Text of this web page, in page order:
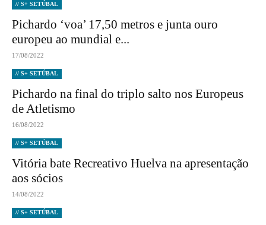
// S+ SETÚBAL
Pichardo ‘voa’ 17,50 metros e junta ouro
europeu ao mundial e...
17/08/2022
// S+ SETÚBAL
Pichardo na final do triplo salto nos Europeus
de Atletismo
16/08/2022
// S+ SETÚBAL
Vitória bate Recreativo Huelva na apresentação
aos sócios
14/08/2022
// S+ SETÚBAL